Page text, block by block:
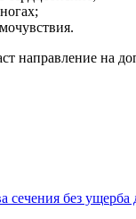
направление на
сечения без